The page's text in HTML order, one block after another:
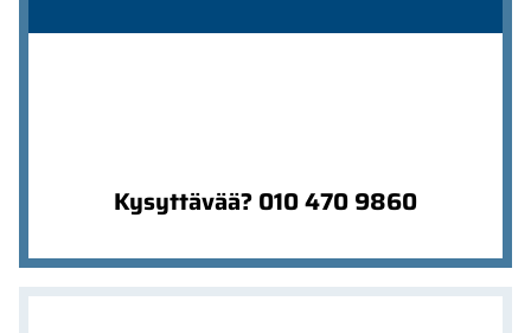
Kysyttävää? 010 470 9860